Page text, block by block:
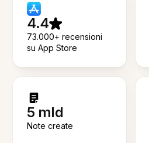
4.4
73.000+ recensioni
su App Store
5 mld
Note create